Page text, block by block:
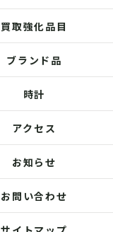
買取強化品目
ブランド品
時計
アクセス
お知らせ
お問い合わせ